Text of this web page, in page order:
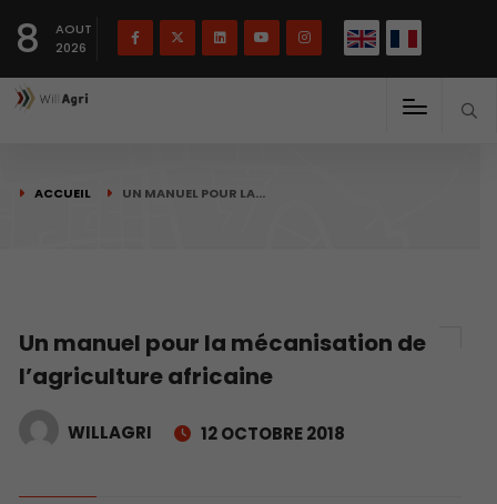
8
AOUT
2026
ACCUEIL UN MANUEL POUR LA…
Un manuel pour la mécanisation de
l’agriculture africaine
WILLAGRI 12 OCTOBRE 2018
Français English(English)